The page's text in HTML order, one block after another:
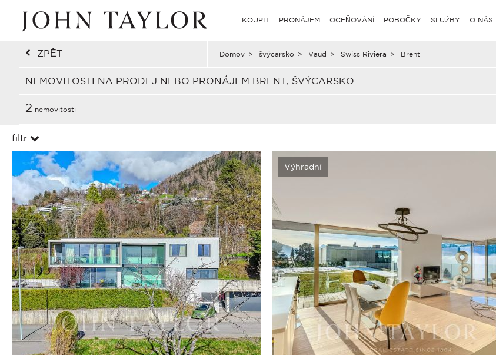
KOUPIT PRONÁJEM OCEŇOVÁNÍ POBOČKY SLUŽBY O NÁS
ZPĚT Domov > švýcarsko > Vaud > Swiss Riviera > Brent
NEMOVITOSTI NA PRODEJ NEBO PRONÁJEM BRENT, ŠVÝCARSKO
2 nemovitosti
filtr
Výhradní